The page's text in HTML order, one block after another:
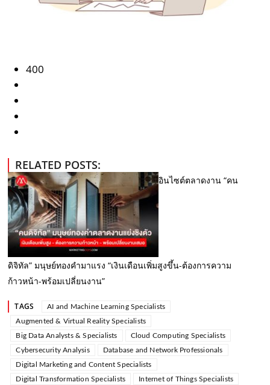
400
RELATED POSTS:
อินไซต์ตลาดงาน “คน
ดิจิทัล” มนุษย์ทองคำมาแรง “เงินเดือนเพิ่มสูงขึ้น-ต้องการความ
ก้าวหน้า-พร้อมเปลี่ยนงาน”
TAGS
AI and Machine Learning Specialists
Augmented & Virtual Reality Specialists
Big Data Analysts & Specialists
Cloud Computing Specialists
Cybersecurity Analysis
Database and Network Professionals
Digital Marketing and Content Specialists
Digital Transformation Specialists
Internet of Things Specialists